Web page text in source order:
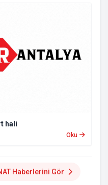
hali
Oku
Haberlerini Gör